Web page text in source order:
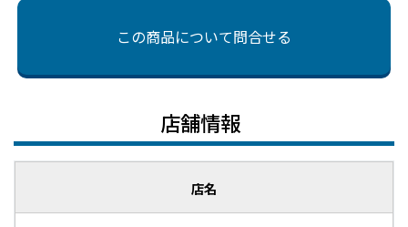
この商品について問合せる
店舗情報
店名